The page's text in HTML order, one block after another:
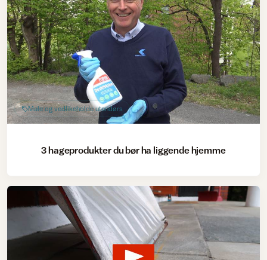
Male og vedlikeholde utendørs
3 hageprodukter du bør ha liggende hjemme